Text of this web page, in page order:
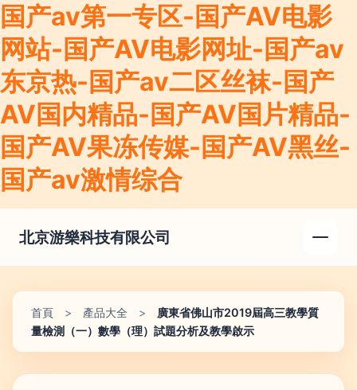
国产av第一专区-国产AV电影
网站-国产AV电影网址-国产av
东京热-国产av二区丝袜-国产
AV国内精品-国产AV国片精品-
国产AV果冻传媒-国产AV黑丝-
国产av激情综合
北京游樂科技有限公司
首頁 > 產品大全 >
廣東省佛山市2019屆高三教學質
量檢測（一）數學（理）試題分析及教學啟示